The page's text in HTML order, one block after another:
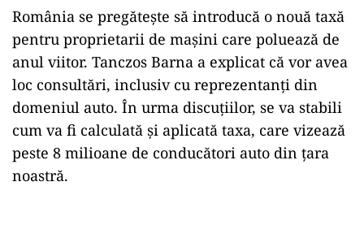
România se pregătește să introducă o nouă taxă
pentru proprietarii de mașini care poluează de
anul viitor. Tanczos Barna a explicat că vor avea
loc consultări, inclusiv cu reprezentanți din
domeniul auto. În urma discuțiilor, se va stabili
cum va fi calculată și aplicată taxa, care vizează
peste 8 milioane de conducători auto din țara
noastră.